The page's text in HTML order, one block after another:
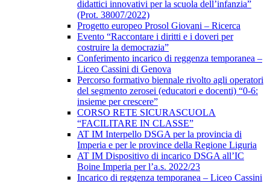
didattici innovativi per la scuola dell’infanzia”
(Prot. 38007/2022)
Progetto europeo Prosol Giovani – Ricerca
Evento “Raccontare i diritti e i doveri per
costruire la democrazia”
Conferimento incarico di reggenza temporanea –
Liceo Cassini di Genova
Percorso formativo biennale rivolto agli operatori
del segmento zerosei (educatori e docenti) “0-6:
insieme per crescere”
CORSO RETE SICURASCUOLA
“FACILITARE IN CLASSE”
AT IM Interpello DSGA per la provincia di
Imperia e per le province della Regione Liguria
AT IM Dispositivo di incarico DSGA all’IC
Boine Imperia per l’a.s. 2022/23
Incarico di reggenza temporanea – Liceo Cassini